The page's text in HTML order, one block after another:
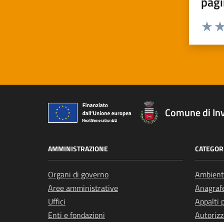
Comune di
AMMINISTRAZIONE
Organi di governo
Aree amministrative
Uffici
Enti e fondazioni
Appalti